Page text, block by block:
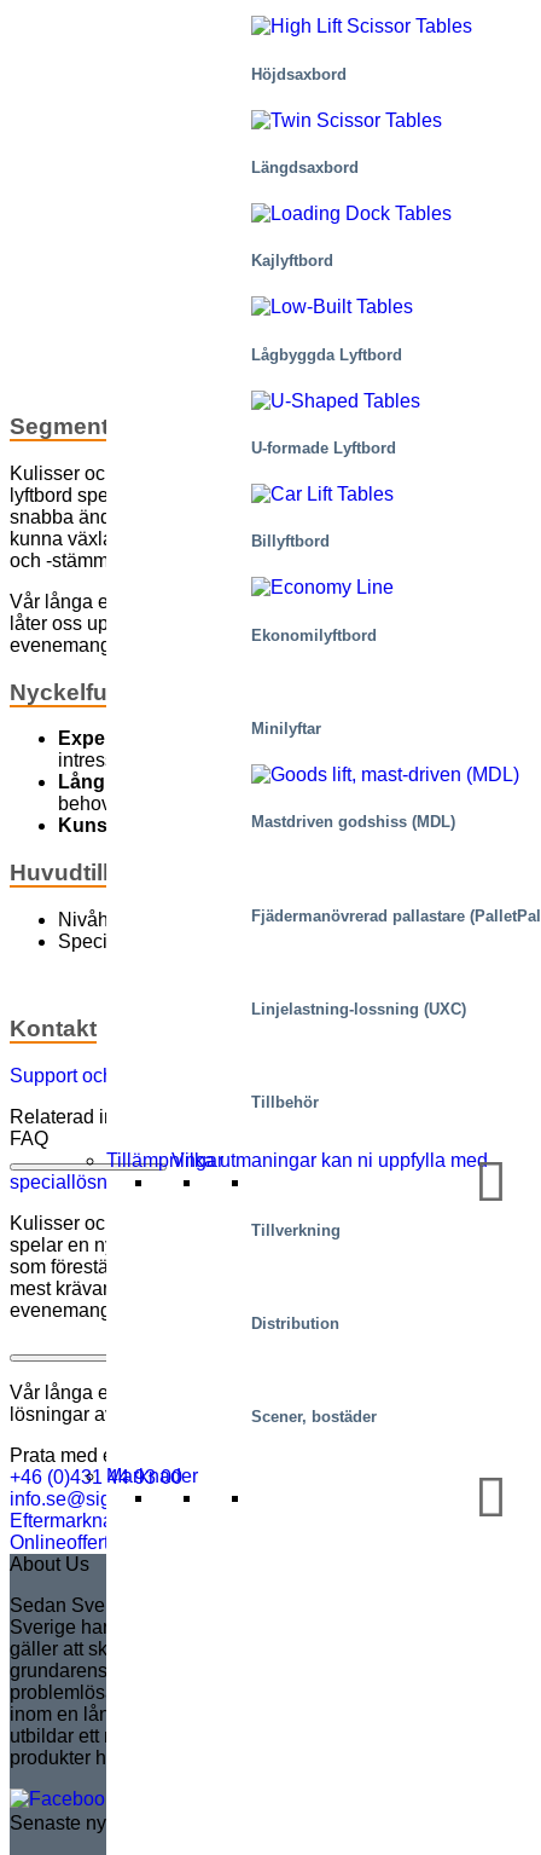
Höjdsaxbord
Längdsaxbord
Kajlyftbord
Lågbyggda Lyftbord
U-formade Lyftbord
Billyftbord
Ekonomilyftbord
Minilyftar
Mastdriven godshiss (MDL)
Fjädermanövrerad pallastare
Linjelastning-lossning (UXC)
Tillbehör
Tillämpningar
Tillverkning
Distribution
Scener, bostäder
Marknader
Segmentbeskrivning och insikter
Kulisser och scener är en särskild tillämpning där våra
lyftbord spelar en nyckelroll i genomförandet av säkra,
snabba ändringar. Föreställningsanläggningar behöver
kunna växla mellan olika evenemang, från aktieägarmöten
och -stämmor till konserter eller en catwalk.
Vår långa erfarenhet av de mest utmanande tillämpningar
låter oss uppfylla behoven för byggföretag, arkitekter,
evenemangsorganisatörer och orkestrarna själv.
Nyckelfunktioner
Expertis
inom att hantera komplexa projekt med flera
intressenter
Lång erfarenhet
möjliggör specialanpassning för alla
behov
Kunskap
inom säkerhet och reglering
Huvudtillämpningar
Nivåhissar
Speciallösningar
Kontakt
Support och kontakt
Relaterad information
FAQ
Vilka utmaningar kan ni uppfylla med
speciallösningar?
Kulisser och scener är ett bra exempel på hur våra lyftbord
spelar en nyckelroll för att utföra de säkra, snabba ändringar
som föreställningsanläggningar behöver. Vi kan göra de
mest krävande byggföretag, arkitekter,
evenemangsanordnare och de framträdande själva nöjda.
Vår långa erfarenhet gör att vi kan ge innovativa och pålitliga
lösningar av alla slag. Våra experter kange råd
Prata med en expert
+46 (0)431 44 93 00
info.se@sigi.com
Eftermarknadssupport
Onlineoffert
About Us
Sedan Sven Marcusson grundade Marco i Sverige år 1935 i
Sverige har Marco blivit marknadsledande i Europa när det
gäller att skapa kundanpassade saxlyftar. Helt i linje med
grundarens arv är Marco känt för att leverera innovativa,
problemlösande lösningar som ökar säkerhet och effektivitet
inom en lång rad applikationer. Varumärket hanterar och
utbildar ett nätverk av distributörer, för att säkerställa
produkter helt i linje med marknadens behov.
Senaste nytt